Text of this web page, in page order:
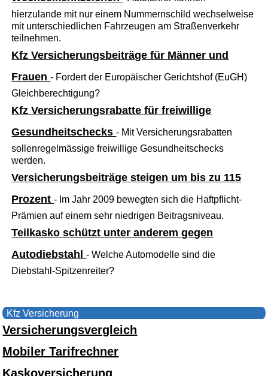
hierzulande mit nur einem Nummernschild wechselweise
mit unterschiedlichen Fahrzeugen am Straßenverkehr
teilnehmen.
Kfz Versicherungsbeiträge für Männer und
Frauen- Fordert der Europäischer Gerichtshof (EuGH)
Gleichberechtigung?
Kfz Versicherungsrabatte für freiwillige
Gesundheitschecks- Mit Versicherungsrabatten
sollenregelmässige freiwillige Gesundheitschecks
werden.
Versicherungsbeiträge steigen um bis zu 115
Prozent- Im Jahr 2009 bewegten sich die Haftpflicht-
Prämien auf einem sehr niedrigen Beitragsniveau.
Teilkasko schützt unter anderem gegen
Autodiebstahl- Welche Automodelle sind die
Diebstahl-Spitzenreiter?
Kfz Versicherung
Versicherungsvergleich
Mobiler Tarifrechner
Kaskoversicherung